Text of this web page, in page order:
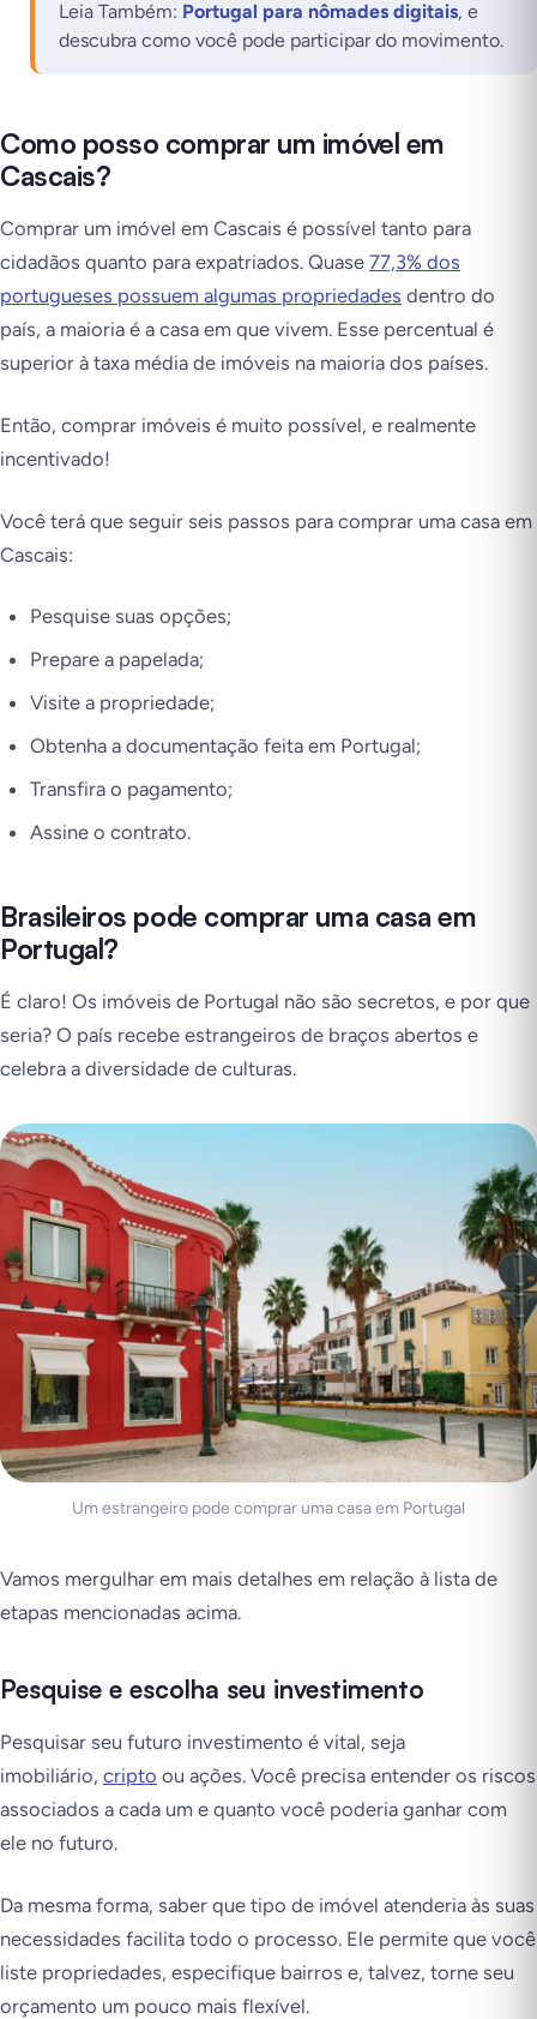
Leia Também: Portugal para nômades digitais, e
descubra como você pode participar do movimento.
Como posso comprar um imóvel em
Cascais?
Comprar um imóvel em Cascais é possível tanto para
cidadãos quanto para expatriados. Quase 77,3% dos
portugueses possuem algumas propriedades dentro do
país, a maioria é a casa em que vivem. Esse percentual é
superior à taxa média de imóveis na maioria dos países.
Então, comprar imóveis é muito possível, e realmente
incentivado!
Você terá que seguir seis passos para comprar uma casa em
Cascais:
Pesquise suas opções;
Prepare a papelada;
Visite a propriedade;
Obtenha a documentação feita em Portugal;
Transfira o pagamento;
Assine o contrato.
Brasileiros pode comprar uma casa em
Portugal?
É claro! Os imóveis de Portugal não são secretos, e por que
seria? O país recebe estrangeiros de braços abertos e
celebra a diversidade de culturas.
Um estrangeiro pode comprar uma casa em Portugal
Vamos mergulhar em mais detalhes em relação à lista de
etapas mencionadas acima.
Pesquise e escolha seu investimento
Pesquisar seu futuro investimento é vital, seja
imobiliário, cripto ou ações. Você precisa entender os riscos
associados a cada um e quanto você poderia ganhar com
ele no futuro.
Da mesma forma, saber que tipo de imóvel atenderia às suas
necessidades facilita todo o processo. Ele permite que você
liste propriedades, especifique bairros e, talvez, torne seu
orçamento um pouco mais flexível.